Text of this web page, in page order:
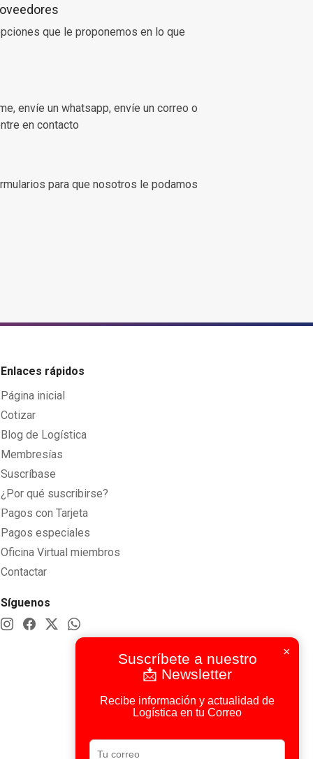
que le proponemos en lo que
envíe un whatsapp, envíe un correo o
en contacto
para que nosotros le podamos
×
Suscríbete a nuestro
📩 Newsletter
Recibe información y actualidad de
Logística en tu Correo
Enlaces rápidos
Página inicial
Cotizar
Blog de Logística
Membresías
Suscríbase
¿Por qué suscribirse?
Pagos con Tarjeta
Pagos especiales
Oficina Virtual miembros
Contactar
Síguenos